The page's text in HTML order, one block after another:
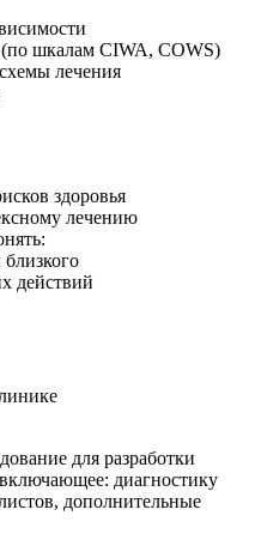
шкалам CIWA, COWS)
лечения
здоровья
лечению
действий
для разработки
диагностику
дополнительные